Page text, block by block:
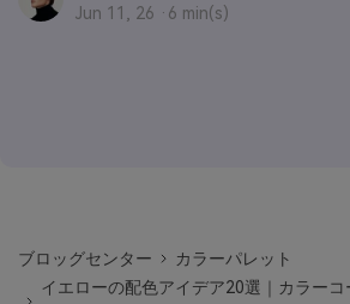
Jun 11, 26 · 6 min(s)
ブロッグセンター
カラーパレット
イエローの配色アイデア20選｜カラー